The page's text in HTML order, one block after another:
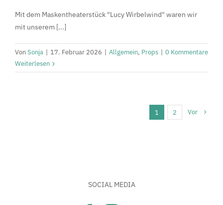
Mit dem Maskentheaterstück "Lucy Wirbelwind" waren wir
mit unserem [...]
VonSonja | 17. Februar 2026 | Allgemein, Props | 0 Kommentare
Weiterlesen
1 2 Vor
SOCIAL MEDIA